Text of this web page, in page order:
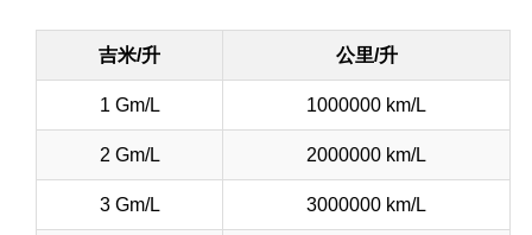
吉米/升 公里/升
1 Gm/L 1000000 km/L
2 Gm/L 2000000 km/L
3 Gm/L 3000000 km/L